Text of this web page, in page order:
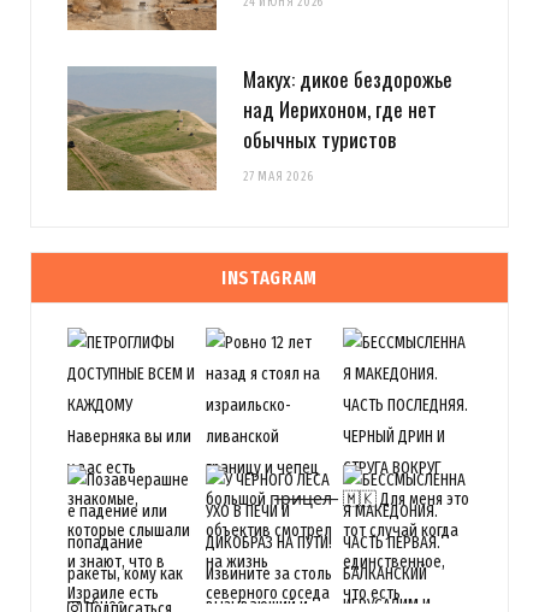
Макух: дикое бездорожье
над Иерихоном, где нет
обычных туристов
27 МАЯ 2026
INSTAGRAM